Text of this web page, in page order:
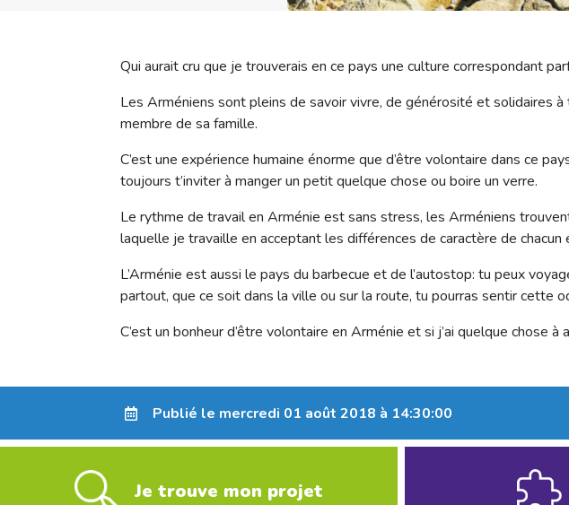
Qui aurait cru que je trouverais en ce pays une culture correspondant
Les Arméniens sont pleins de savoir vivre, de générosité et solidaires à
membre de sa famille.
C’est une expérience humaine énorme que d’être volontaire dans ce
toujours t’inviter à manger un petit quelque chose ou boire un verre.
Le rythme de travail en Arménie est sans stress, les Arméniens
laquelle je travaille en acceptant les différences de caractère de
L’Arménie est aussi le pays du barbecue et de l’autostop: tu peux
partout, que ce soit dans la ville ou sur la route, tu pourras sentir cette
C’est un bonheur d’être volontaire en Arménie et si j’ai quelque chose
Publié le mercredi 01 août 2018 à 14:30:00
Je trouve mon projet